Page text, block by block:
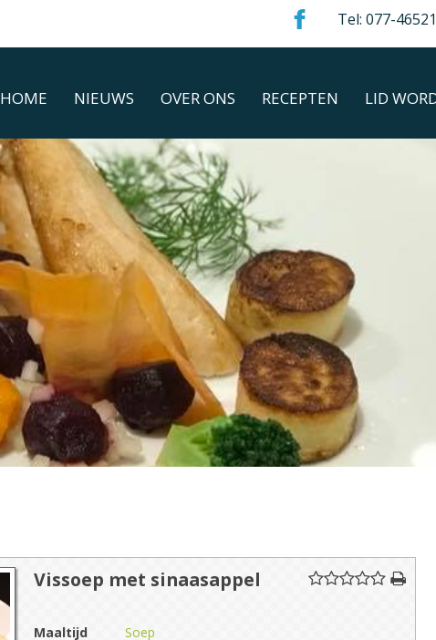
Tel: 077-
HOME NIEUWS OVER ONS RECEPTEN LID
Vissoep met sinaasappel
Maaltijd
Soep